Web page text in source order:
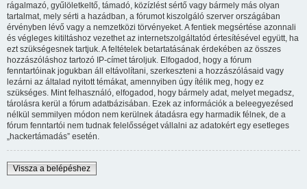
rágalmazó, gyűlöletkeltő, támadó, közízlést sértő vagy bármely más olyan
tartalmat, mely sérti a hazádban, a fórumot kiszolgáló szerver országában
érvényben lévő vagy a nemzetközi törvényeket. A fentiek megsértése azonnali
és végleges kitiltáshoz vezethet az internetszolgáltatód értesítésével együtt, ha
ezt szükségesnek tartjuk. A feltételek betartatásának érdekében az összes
hozzászóláshoz tartozó IP-címet tároljuk. Elfogadod, hogy a fórum
fenntartóinak jogukban áll eltávolítani, szerkeszteni a hozzászólásaid vagy
lezárni az általad nyitott témákat, amennyiben úgy ítélik meg, hogy ez
szükséges. Mint felhasználó, elfogadod, hogy bármely adat, melyet megadsz,
tárolásra kerül a fórum adatbázisában. Ezek az információk a beleegyezésed
nélkül semmilyen módon nem kerülnek átadásra egy harmadik félnek, de a
fórum fenntartói nem tudnak felelősséget vállalni az adatokért egy esetleges
„hackertámadás” esetén.
Vissza a belépéshez